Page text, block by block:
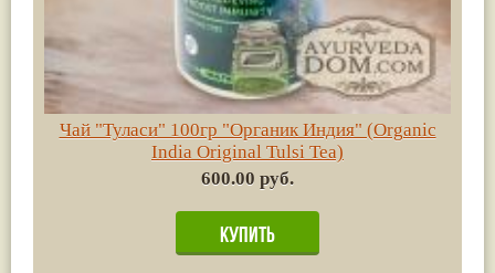
Чай "Туласи" 100гр "Органик Индия" (Organic
India Original Tulsi Tea)
600.00 руб.